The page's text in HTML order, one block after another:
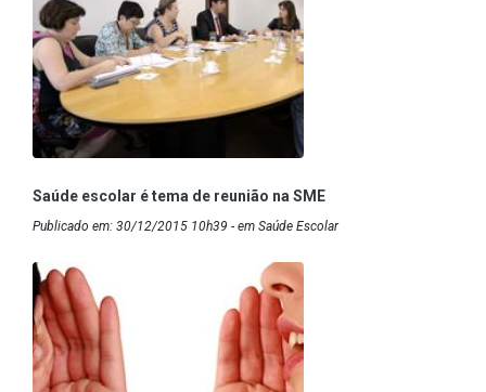
Saúde escolar é tema de reunião na SME
Publicado em: 30/12/2015 10h39 - em Saúde Escolar